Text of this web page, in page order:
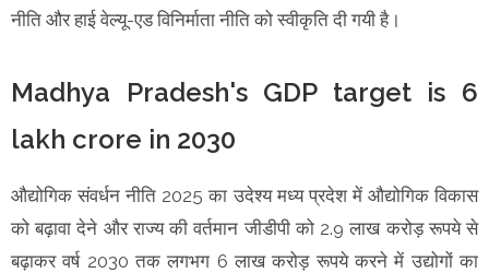
नीति और हाई वेल्यू-एड विनिर्माता नीति को स्वीकृति दी गयी है।
Madhya Pradesh's GDP target is 6
lakh crore in 2030
औद्योगिक संवर्धन नीति 2025 का उदेश्य मध्य प्रदेश में औद्योगिक विकास
को बढ़ावा देने और राज्य की वर्तमान जीडीपी को 2.9 लाख करोड़ रूपये से
बढ़ाकर वर्ष 2030 तक लगभग 6 लाख करोड़ रूपये करने में उद्योगों का